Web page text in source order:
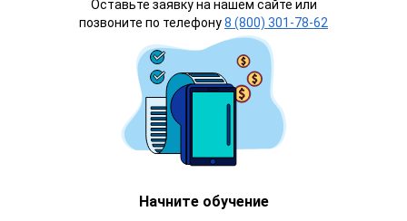
Оставьте заявку на нашем сайте или
позвоните по телефону8 (800) 301-78-62
Начните обучение